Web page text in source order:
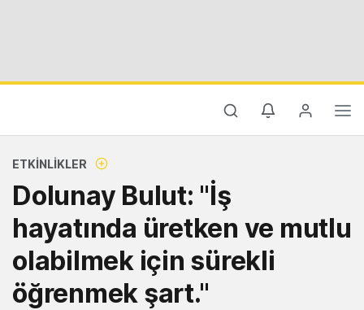
ETKINLIKLER
Dolunay Bulut: "İş
hayatında üretken ve mutlu
olabilmek için sürekli
öğrenmek şart."